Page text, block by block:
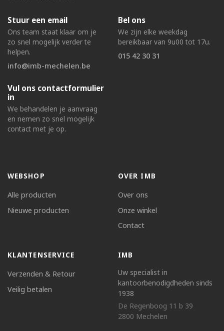
Stuur een email
Ons team staat klaar om je
zo snel mogelijk verder te
helpen.
info@imb-mechelen.be
Bel ons
We zijn elke weekdag
bereikbaar van 9u00 tot 17u.
015 42 30 31
Vul ons contactformulier
in
We behandelen je aanvraag
en nemen zo snel mogelijk
contact met je op.
WEBSHOP
Alle producten
Nieuwe producten
OVER IMB
Over ons
Onze winkel
Contact
KLANTENSERVICE
Verzenden & Retour
Veilig betalen
IMB
Uw specialist in
kantoorbenodigdheden sinds
1938
De Regenboog 11 b 39
2800 Mechelen